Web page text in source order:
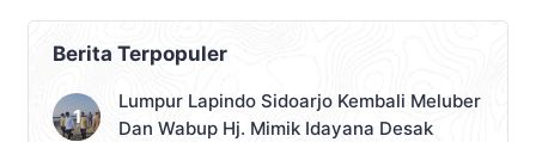
Berita Terpopuler
Lumpur Lapindo Sidoarjo Kembali Meluber
Dan Wabup Hj. Mimik Idayana Desak